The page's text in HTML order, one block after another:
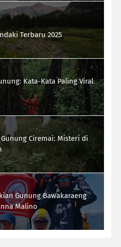
Terbaru 2025
Kata-Kata Paling Viral
Ciremai: Misteri di
Gunung Bawakaraeng
Malino